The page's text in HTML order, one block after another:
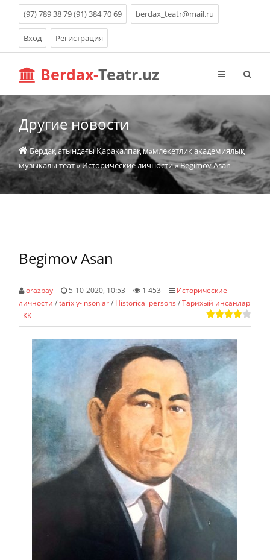
(97) 789 38 79 (91) 384 70 69 berdax_teatr@mail.ru
Вход Регистрация
Berdax-Teatr.uz
Другие новости
Бердақ атындағы Қарақалпақ мəмлекетлик академиялық
музыкалы теат»Исторические личности» Begimov Asan
Begimov Asan
orazbay 5-10-2020, 10:53 1 453
Исторические
личности /tarixiy-insonlar/ Historical persons /Taрихый инсанлар
- КК